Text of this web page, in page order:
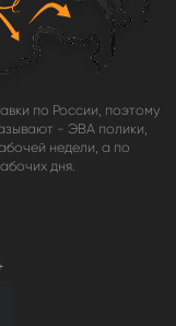
по России, поэтому
- ЭВА полики,
недели, а по
дня.